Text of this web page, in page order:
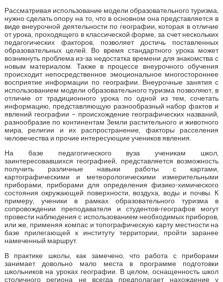
Рассматривая использование модели образовательного туризма,
нужно сделать опору на то, что в основном она представляется в
виде внеурочной деятельности по географии, которая в отличие
от урока, проходящего в классической форме, за счет нескольких
педагогических факторов, позволяет достичь поставленных
образовательных целей. Во время стандартного урока может
возникнуть проблема из-за недостатка времени для знакомства с
новым материалом. Также в процессе внеурочного обучения
происходит непосредственное эмоциональное многостороннее
восприятие информации по географии. Внеурочные занятия с
использованием модели образовательного туризма позволяют, в
отличие от традиционного урока по одной из тем, сочетать
информацию, представляющую разнообразный набор фактов и
явлений географии – происхождение географических названий,
разнообразие по континентам Земли растительного и животного
мира, религии и их распространение, факторы расселения
человечества и прочие интересующие учеников явления.
На базе педагогического вуза ученикам школ,
заинтересовавшихся географией, представляется возможность
получить различные навыки работы с картами,
картографическими и метеорологическими измерительными
приборами, приборами для определения физико-химического
состояния окружающей поверхности, воздуха, воды и почвы. К
примеру, ученики в рамках образовательного туризма в
сопровождении преподавателя и студентов-географов могут
провести наблюдения с использованием необходимых приборов,
или же, применяя компас и топографическую карту местности на
базе прилегающей к институту территории, пройти заранее
намеченный маршрут.
В практике школы, как замечено, что работа с приборами
занимает довольно мало места в программе подготовки
школьников на уроках географии. В целом, оснащенность школ
столичного региона не всегда предполагает нахождение у